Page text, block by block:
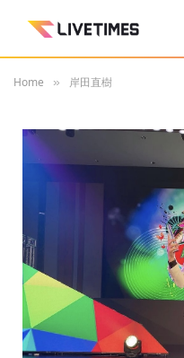
Home » 岸田直樹